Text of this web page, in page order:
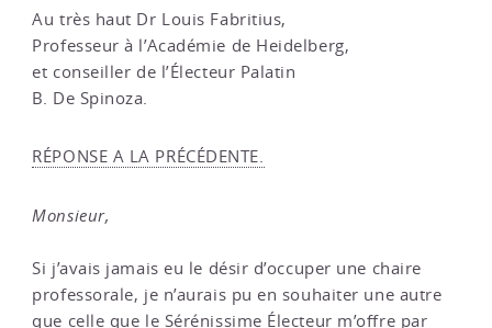
Au très haut Dr Louis Fabritius,
Professeur à l’Académie de Heidelberg,
et conseiller de l’Électeur Palatin
B. De Spinoza.
RÉPONSE A LA PRÉCÉDENTE.
Monsieur,
Si j’avais jamais eu le désir d’occuper une chaire
professorale, je n’aurais pu en souhaiter une autre
que celle que le Sérénissime Électeur m’offre par